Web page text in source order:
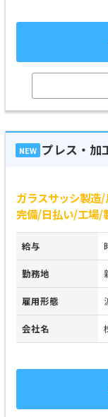
NEW プレス・加
ガラスサッシ製
完備/日払い/工場/
給与
勤務地
雇用形態
会社名